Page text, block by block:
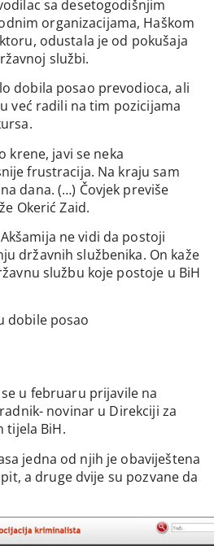
sa desetogodišnjim
organizacijama, Haškom
odustala je od pokušaja
službi.
dobila posao prevodioca, ali
već radili na tim pozicijama
krene, javi se neka
frustracija. Na kraju sam
dana. (…) Čovjek previše
Okerić Zaid.
ne vidi da postoji
državnih službenika. On kaže
službu koje postoje u BiH
dobile posao
u februaru prijavile na
novinar u Direkciji za
tijela BiH.
jedna od njih je obaviještena
a druge dvije su pozvane da